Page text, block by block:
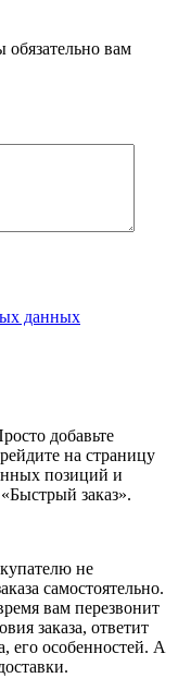
вам
данных
добавьте
на страницу
позиций и
заказ».
не
самостоятельно.
вам перезвонит
заказа, ответит
его особенностей. А